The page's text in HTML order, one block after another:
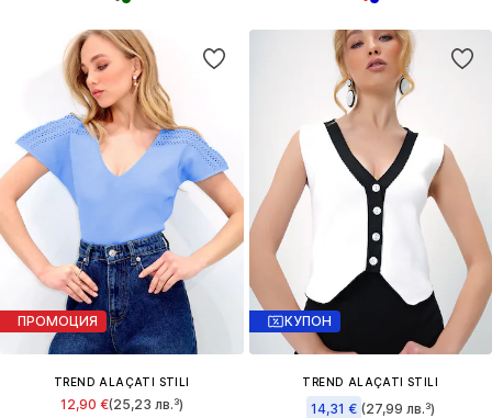
ПРОМОЦИЯ
TREND ALAÇATI STILI
12,90 €(25,23 лв.³)
КУПОН
TREND ALAÇATI STILI
14,31 € (27,99 лв.³)